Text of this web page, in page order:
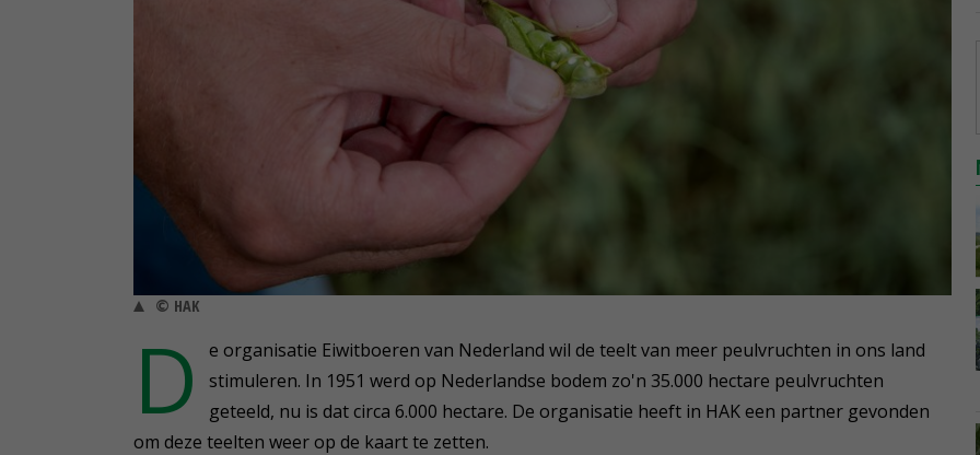
© HAK
D
e organisatie Eiwitboeren van Nederland wil de teelt van meer peulvruchten in ons land
stimuleren. In 1951 werd op Nederlandse bodem zo'n 35.000 hectare peulvruchten
geteeld, nu is dat circa 6.000 hectare. De organisatie heeft in HAK een partner gevonden
om deze teelten weer op de kaart te zetten.